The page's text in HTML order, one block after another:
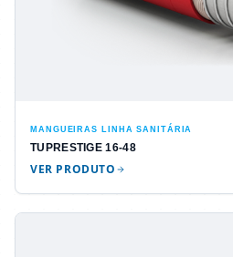
MANGUEIRAS LINHA SANITÁRIA
TUPRESTIGE 16-48
VER PRODUTO